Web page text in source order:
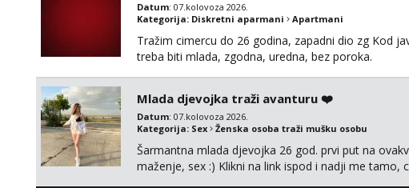
Datum: 07.kolovoza 2026.
Kategorija: Diskretni aparmani Apartmani
Tražim cimercu do 26 godina, zapadni dio zg Kod
treba biti mlada, zgodna, uredna, bez poroka.
Mlada djevojka traži avanturu ❤️
Datum: 07.kolovoza 2026.
Kategorija: Sex Ženska osoba traži mušku osobu
Šarmantna mlada djevojka 26 god. prvi put na
maženje, sex :) Klikni na link ispod i nadji me tamo,